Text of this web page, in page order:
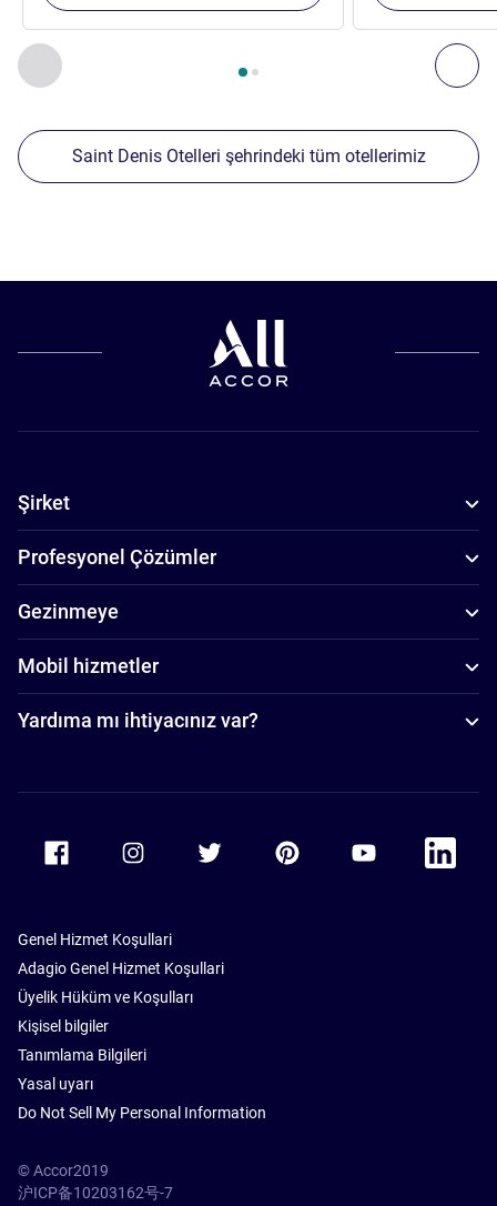
Önceki - Yakınlardaki diğer tesislerimiz
Sayfa , Yakınlardaki diğer tesislerimiz 1 :, Yakınlardaki
Saint Denis Otelleri şehrindeki tüm otellerimiz
Şirket
Profesyonel Çözümler
Gezinmeye
Mobil hizmetler
Yardıma mı ihtiyacınız var?
Accor Facebook Accor TwitterAccor PinterestAccor Youtube
Accor
Genel Hizmet Koşullari
Adagio Genel Hizmet Koşullari
Üyelik Hüküm ve Koşulları
Kişisel bilgiler
Tanımlama Bilgileri
Yasal uyarı
Do Not Sell My Personal Information
© Accor2019
沪ICP备10203162号-7